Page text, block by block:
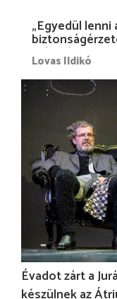
„Egyedül
más nélkül is
Lovas Ildikó
Évadot zárt a
készülnek az